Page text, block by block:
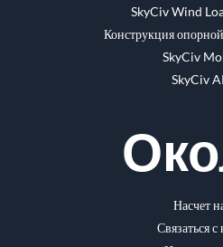
SkyCiv Wind
Конструкция
SkyCiv
SkyCiv
Насчет
Связаться